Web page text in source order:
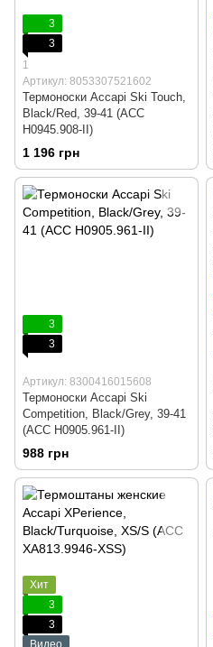
3
3
1
Артикул: 8053307521602
Термоноски Accapi Ski Touch,
Black/Red, 39-41 (ACC
H0945.908-II)
1 196 грн
3
3
Артикул: 8300416015608
Термоноски Accapi Ski
Competition, Black/Grey, 39-41
(ACC H0905.961-II)
988 грн
Хит
3
3
Видео